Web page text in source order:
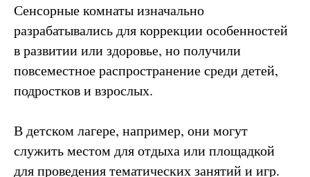
Сенсорные комнаты изначально
разрабатывались для коррекции особенностей
в развитии или здоровье, но получили
повсеместное распространение среди детей,
подростков и взрослых.
В детском лагере, например, они могут
служить местом для отдыха или площадкой
для проведения тематических занятий и игр.